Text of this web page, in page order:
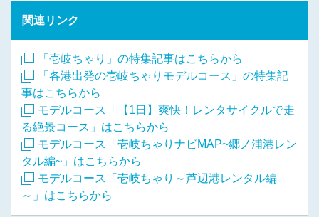
関連リンク
「壱岐ちゃり」の特集記事はこちらから
「各港出発の壱岐ちゃりモデルコース」の特集記
事はこちらから
モデルコース「【1日】爽快！レンタサイクルで走
る絶景コース」はこちらから
モデルコース「壱岐ちゃりナビMAP~郷ノ浦港レン
タル編~」はこちらから
モデルコース「壱岐ちゃり～芦辺港レンタル編
～」はこちらから